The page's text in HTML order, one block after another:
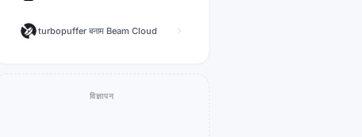
turbopuffer बनाम Beam Cloud
विज्ञापन